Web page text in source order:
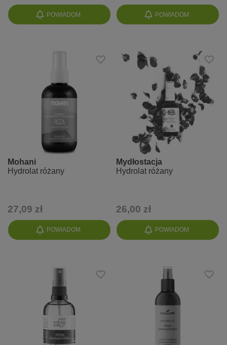
POWIADOM POWIADOM
POWIADOM
Mohani
Hydrolat różany
27,09 zł
POWIADOM
Mydłostacja
Hydrolat różany
26,00 zł